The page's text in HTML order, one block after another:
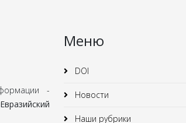
-
Евразийский
Меню
DOI
Новости
Наши рубрики